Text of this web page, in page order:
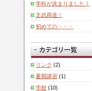
学科が決まりました！
文武両道！
初めての・・・
リンク (2)
夏期講習 (1)
学校 (10)